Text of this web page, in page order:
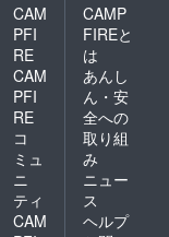
CAM
PFI
RE
CAM
PFI
RE
コ
ミュ
ニ
ティ
CAM
CAMP
FIREと
は
あんし
ん・安
全への
取り組
み
ニュー
ス
ヘルプ